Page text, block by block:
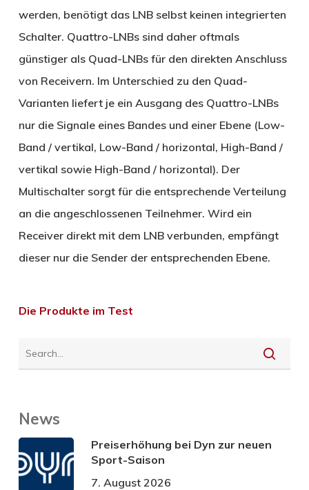
werden, benötigt das LNB selbst keinen integrierten
Schalter. Quattro-LNBs sind daher oftmals
günstiger als Quad-LNBs für den direkten Anschluss
von Receivern. Im Unterschied zu den Quad-
Varianten liefert je ein Ausgang des Quattro-LNBs
nur die Signale eines Bandes und einer Ebene (Low-
Band / vertikal, Low-Band / horizontal, High-Band /
vertikal sowie High-Band / horizontal). Der
Multischalter sorgt für die entsprechende Verteilung
an die angeschlossenen Teilnehmer. Wird ein
Receiver direkt mit dem LNB verbunden, empfängt
dieser nur die Sender der entsprechenden Ebene.
Die Produkte im Test
News
Preiserhöhung bei Dyn zur neuen
Sport-Saison
7. August 2026